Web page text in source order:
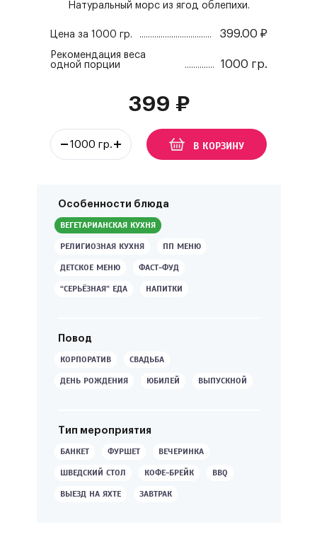
Особенности блюда
ВЕГЕТАРИАНСКАЯ КУХНЯ
РЕЛИГИОЗНАЯ КУХНЯ ПП МЕНЮ
ДЕТСКОЕ МЕНЮ ФАСТ-ФУД
“СЕРЬЁЗНАЯ” ЕДА НАПИТКИ
Повод
КОРПОРАТИВ СВАДЬБА
ДЕНЬ РОЖДЕНИЯ ЮБИЛЕЙ ВЫПУСКНОЙ
Тип мероприятия
БАНКЕТ ФУРШЕТ ВЕЧЕРИНКА
ШВЕДСКИЙ СТОЛ КОФЕ-БРЕЙК BBQ
ВЫЕЗД НА ЯХТЕ ЗАВТРАК
Натуральный морс из ягод облепихи.
Цена за 1000 гр. 399.00 ₽
Рекомендация веса
одной порции
1000 гр.
399 ₽
В КОРЗИНУ